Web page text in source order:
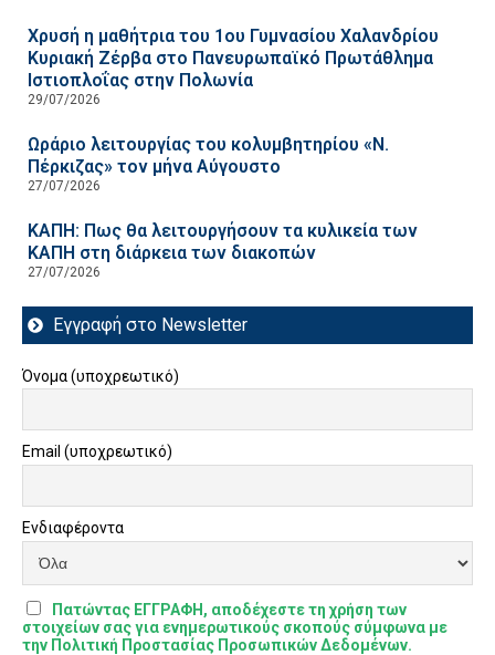
Χρυσή η μαθήτρια του 1ου Γυμνασίου Χαλανδρίου
Κυριακή Ζέρβα στο Πανευρωπαϊκό Πρωτάθλημα
Ιστιοπλοΐας στην Πολωνία
29/07/2026
Ωράριο λειτουργίας του κολυμβητηρίου «Ν.
Πέρκιζας» τον μήνα Αύγουστο
27/07/2026
ΚΑΠΗ: Πως θα λειτουργήσουν τα κυλικεία των
ΚΑΠΗ στη διάρκεια των διακοπών
27/07/2026
Εγγραφή στο Newsletter
Όνομα (υποχρεωτικό)
Email (υποχρεωτικό)
Ενδιαφέροντα
Πατώντας ΕΓΓΡΑΦΗ, αποδέχεστε τη χρήση των
στοιχείων σας για ενημερωτικούς σκοπούς σύμφωνα με
την Πολιτική Προστασίας Προσωπικών Δεδομένων.